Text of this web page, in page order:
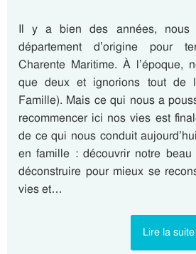
Il y a bien des années, nous
département d’origine pour
Charente Maritime. À l’époque,
que deux et ignorions tout de
Famille). Mais ce qui nous a
recommencer ici nos vies est
de ce qui nous conduit
en famille : découvrir notre
déconstruire pour mieux se
vies et…
Lire la suite